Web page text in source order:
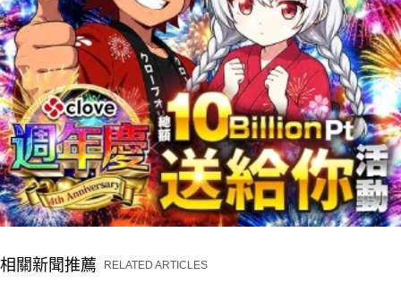
相關新聞推薦 RELATED ARTICLES